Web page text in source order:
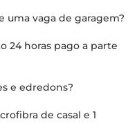
uma vaga de garagem?
24 horas pago a parte
e edredons?
de casal e 1